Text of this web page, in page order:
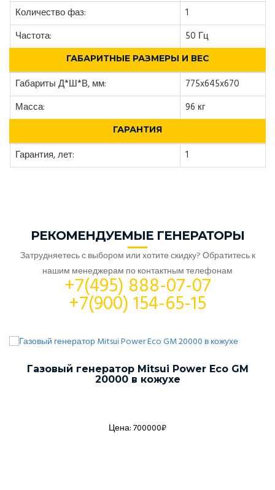
Количество фаз:
1
Частота:
50 Гц
ГАБАРИТНЫЕ РАЗМЕРЫ И ВЕС
Габариты Д*Ш*В, мм:
775x645x670
Масса:
96 кг
ГАРАНТИЯ
Гарантия, лет: 1
РЕКОМЕНДУЕМЫЕ ГЕНЕРАТОРЫ
Затрудняетесь с выбором или хотите скидку? Обратитесь к
нашим менеджерам по контактным телефонам
+7(495) 888-07-07
+7(900) 154-65-15
Газовый генератор Mitsui Power Eco GM
20000 в кожухе
Цена: 700000₽